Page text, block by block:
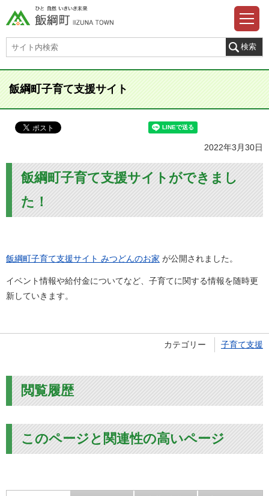
飯綱町子育て支援サイト
2022年3月30日
飯綱町子育て支援サイトができまし
た！
飯綱町子育て支援サイト みつどんのお家 が公開されました。
イベント情報や給付金についてなど、子育てに関する情報を随時更
新していきます。
カテゴリー 子育て支援
閲覧履歴
このページと関連性の高いページ